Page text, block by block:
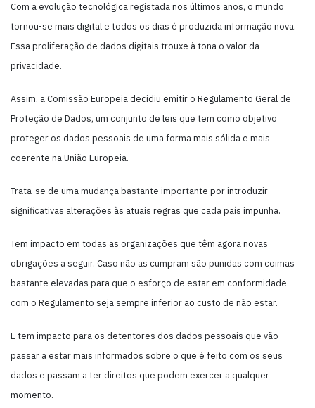
Com a evolução tecnológica registada nos últimos anos, o mundo
tornou-se mais digital e todos os dias é produzida informação nova.
Essa proliferação de dados digitais trouxe à tona o valor da
privacidade.
Assim, a Comissão Europeia decidiu emitir o Regulamento Geral de
Proteção de Dados, um conjunto de leis que tem como objetivo
proteger os dados pessoais de uma forma mais sólida e mais
coerente na União Europeia.
Trata-se de uma mudança bastante importante por introduzir
significativas alterações às atuais regras que cada país impunha.
Tem impacto em todas as organizações que têm agora novas
obrigações a seguir. Caso não as cumpram são punidas com coimas
bastante elevadas para que o esforço de estar em conformidade
com o Regulamento seja sempre inferior ao custo de não estar.
E tem impacto para os detentores dos dados pessoais que vão
passar a estar mais informados sobre o que é feito com os seus
dados e passam a ter direitos que podem exercer a qualquer
momento.